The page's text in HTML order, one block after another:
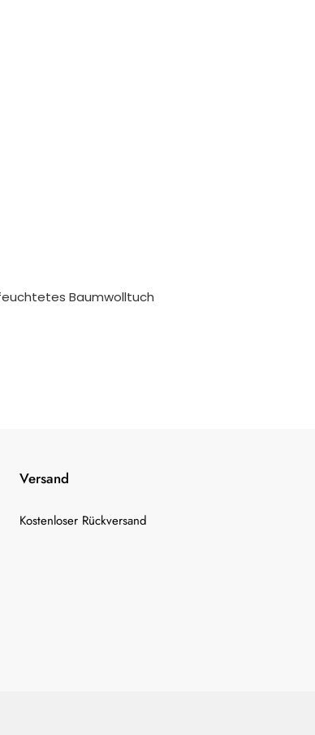
Baumwolltuch
Versand
Kostenloser Rückversand